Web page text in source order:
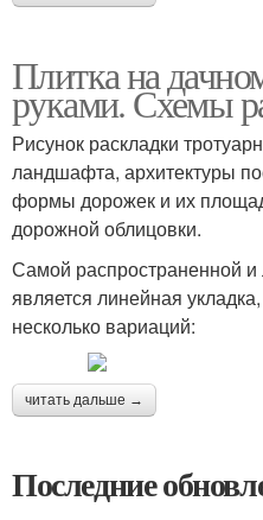
Плитка на
руками. Схемы
Рисунок раскладки
ландшафта, архитектуры
формы дорожек и их
дорожной облицовки.
Самой распространенной и
является линейная
несколько вариаций:
читать дальше →
Последние